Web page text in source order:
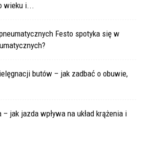
wieku i...
Festo spotyka się w
butów – jak zadbać o obuwie,
jak jazda wpływa na układ krążenia i